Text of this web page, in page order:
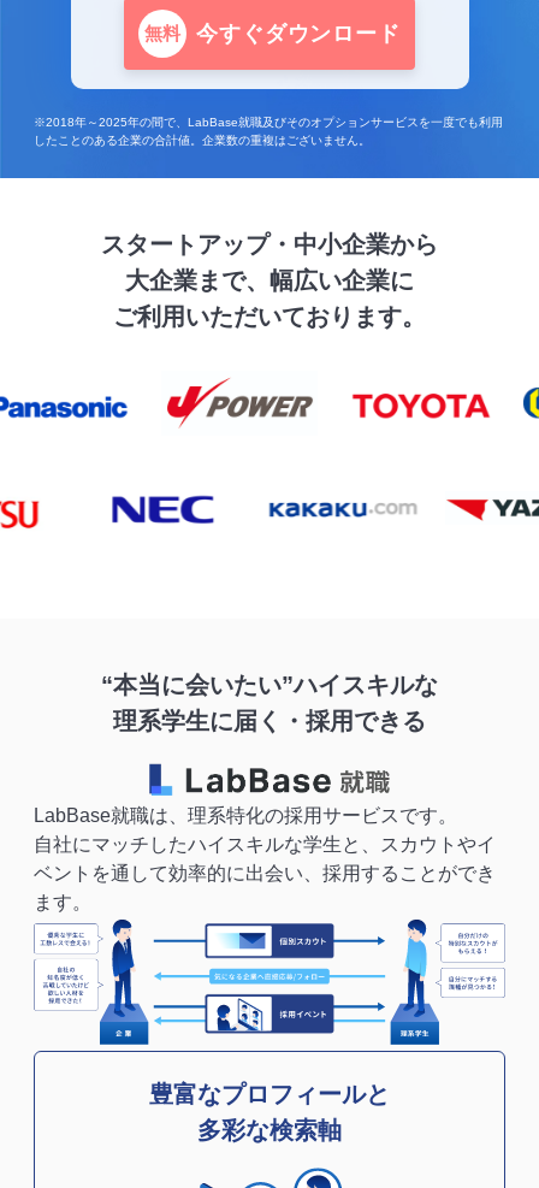
無料 今すぐダウンロード
※2018年～2025年の間で、LabBase就職及びそのオプションサービスを一度でも利用
したことのある企業の合計値。企業数の重複はございません。
スタートアップ・中小企業から
大企業まで、幅広い企業に
ご利用いただいております。
“本当に会いたい”ハイスキルな
理系学生に届く・採用できる
LabBase就職は、理系特化の採用サービスです。
自社にマッチしたハイスキルな学生と、スカウトやイ
ベントを通して効率的に出会い、採用することができ
ます。
豊富なプロフィールと
多彩な検索軸